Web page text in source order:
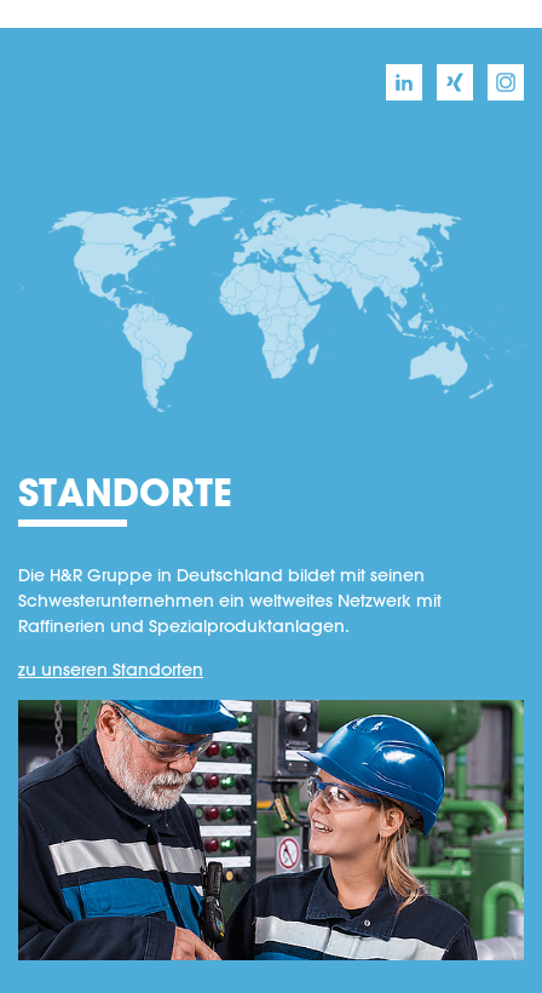
STANDORTE
Die H&R Gruppe in Deutschland bildet mit seinen
Schwesterunternehmen ein weltweites Netzwerk mit
Raffinerien und Spezialproduktanlagen.
zu unseren Standorten